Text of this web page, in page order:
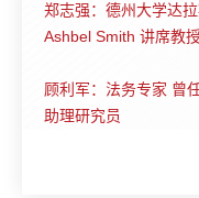
郑志强：德州大学达
Ashbel Smith 讲席教
顾利军：法务专家 曾
助理研究员